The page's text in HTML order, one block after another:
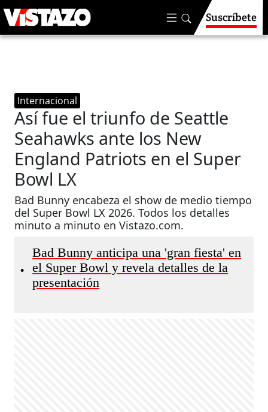
Suscríbete
Internacional
Así fue el triunfo de Seattle
Seahawks ante los New
England Patriots en el Super
Bowl LX
Bad Bunny encabeza el show de medio tiempo
del Super Bowl LX 2026. Todos los detalles
minuto a minuto en Vistazo.com.
•
Bad Bunny anticipa una 'gran fiesta' en
el Super Bowl y revela detalles de la
presentación